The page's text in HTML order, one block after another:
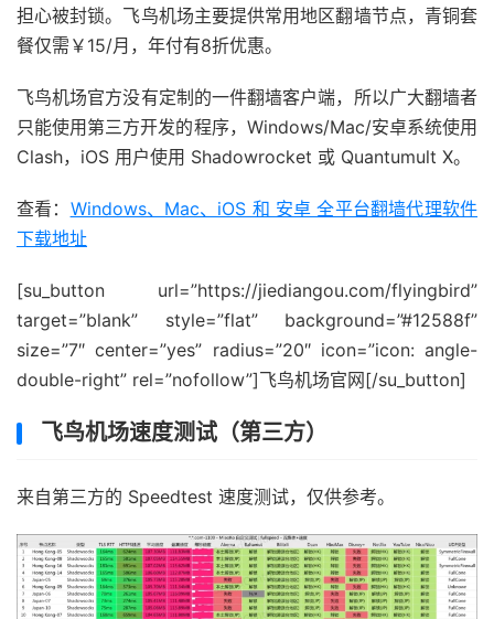
担心被封锁。飞鸟机场主要提供常用地区翻墙节点，青铜套
餐仅需￥15/月，年付有8折优惠。
飞鸟机场官方没有定制的一件翻墙客户端，所以广大翻墙者
只能使用第三方开发的程序，Windows/Mac/安卓系统使用
Clash，iOS 用户使用 Shadowrocket 或 Quantumult X。
查看： Windows、Mac、iOS 和 安卓 全平台翻墙代理软件
下载地址
[su_button url=”https://jiediangou.com/flyingbird”
target=”blank” style=”flat” background=”#12588f”
size=”7″ center=”yes” radius=”20″ icon=”icon: angle-
double-right” rel=”nofollow”]飞鸟机场官网[/su_button]
飞鸟机场速度测试（第三方）
来自第三方的 Speedtest 速度测试，仅供参考。